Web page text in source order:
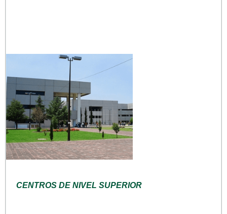
CENTROS DE NIVEL SUPERIOR